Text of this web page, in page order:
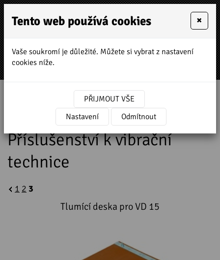
MENU
»
Prodej a servis stavebních strojů
NTC stavební technika »
Příslušenství
k vibrační technice
Příslušenství k vibrační
technice
1 2 3
Tlumící deska pro VD 15
Tento web používá cookies ×
Vaše soukromí je důležité. Můžete si vybrat z nastavení
cookies níže.
PŘIJMOUT VŠE
Nastavení
Odmítnout